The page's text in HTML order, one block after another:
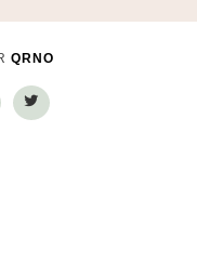
QRNO